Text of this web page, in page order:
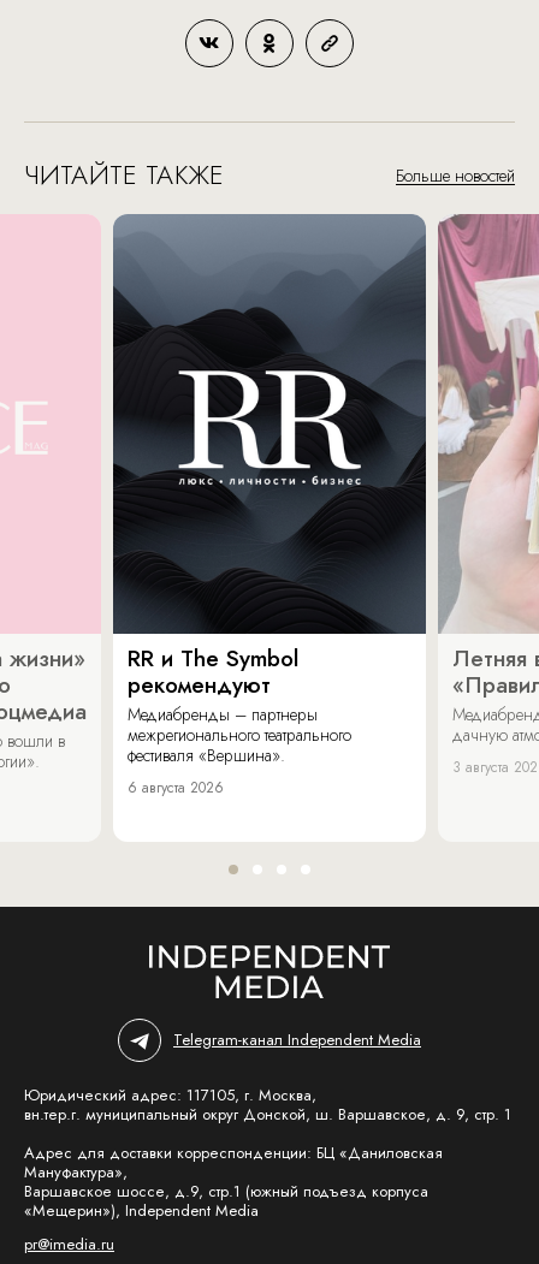
ЧИТАЙТЕ ТАКЖЕ Больше новостей
жизни»
вошли в
RR и The Symbol
рекомендуют
Медиабренды – партнеры
межрегионального театрального
фестиваля «Вершина».
6 августа 2026
Летняя
дачную
3 августа
Telegram-канал Independent Media
Юридический адрес: 117105, г. Москва,
вн.тер.г. муниципальный округ Донской, ш. Варшавское, д. 9, стр. 1
Адрес для доставки корреспонденции: БЦ «Даниловская
Мануфактура»,
Варшавское шоссе, д.9, стр.1 (южный подъезд корпуса
«Мещерин»), Independent Media
pr@imedia.ru